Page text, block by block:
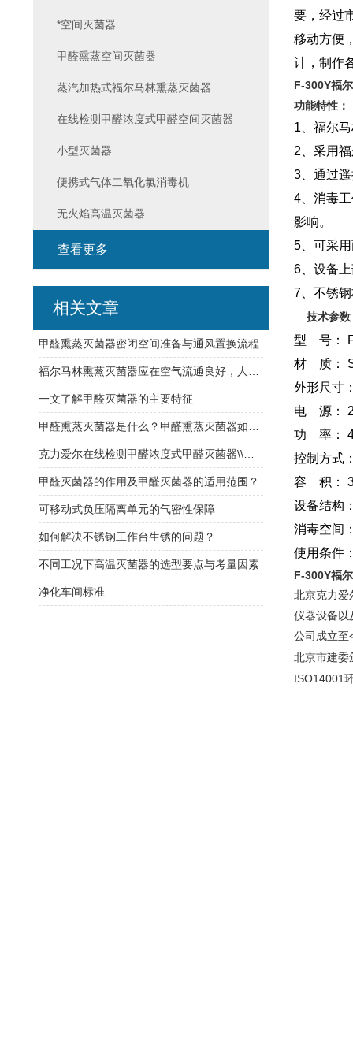
要，经过
移动方便
计，制作
F-300Y福
功能特性：
1、福尔
2、采用
3、通过
4、消毒
影响。
5、可采
6、设备
7、不锈
技术参数
型 号：
材 质：
外形尺寸
电 源：
功 率：
控制方式
容 积：
设备结构
消毒空间
使用条件
F-300Y福
北京克力爱
仪器设备以
公司成立至
北京市建委
ISO14001
*空间灭菌器
甲醛熏蒸空间灭菌器
蒸汽加热式福尔马林熏蒸灭菌器
在线检测甲醛浓度式甲醛空间灭菌器
小型灭菌器
便携式气体二氧化氯消毒机
无火焰高温灭菌器
查看更多
相关文章
甲醛熏蒸灭菌器密闭空间准备与通风置换流程
一文了解甲醛灭菌器的主要特征
甲醛灭菌器的作用及甲醛灭菌器的适用范围？
可移动式负压隔离单元的气密性保障
如何解决不锈钢工作台生锈的问题？
不同工况下高温灭菌器的选型要点与考量因素
净化车间标准